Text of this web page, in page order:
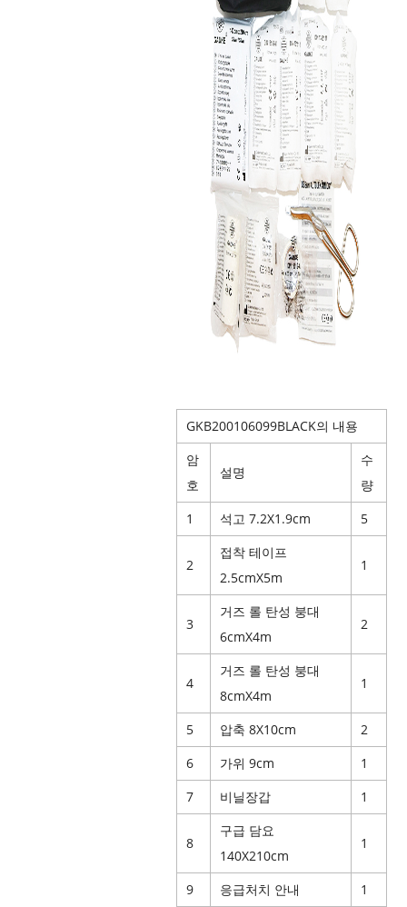
GKB200106099BLACK의 내용
암
호
설명
수
량
1
석고 7.2X1.9cm 5
2
접착 테이프
2.5cmX5m
1
3
거즈 롤 탄성 붕대
6cmX4m
2
4
거즈 롤 탄성 붕대
8cmX4m
1
5 압축 8X10cm
2
6
가위 9cm
1
7
비닐장갑 1
8
구급 담요
140X210cm
1
9 응급처치 안내 1